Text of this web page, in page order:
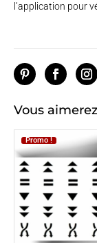
l’application pour
Vous
Promo !